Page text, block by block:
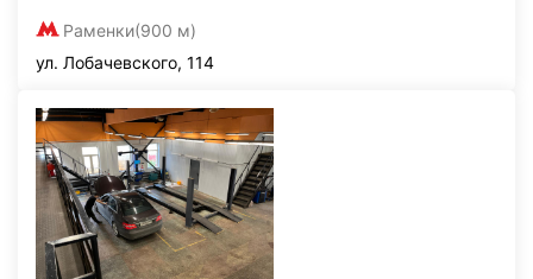
Раменки(900 м)
ул. Лобачевского, 114